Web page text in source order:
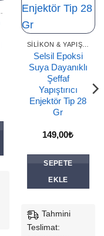
Selsil Epoksi
Suya Dayanıklı
Şeffaf
Yapıştırıcı
Enjektör Tip 28
Gr
149,00₺
SEPETE
EKLE
Tahmini
Teslimat: